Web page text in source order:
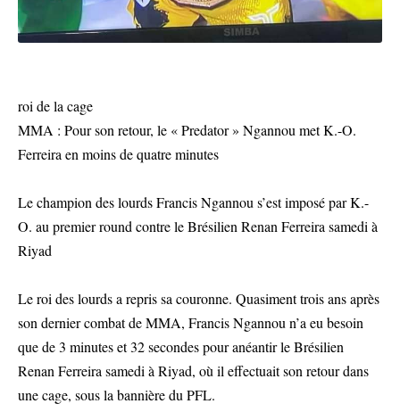
roi de la cage
MMA : Pour son retour, le « Predator » Ngannou met K.-O.
Ferreira en moins de quatre minutes
Le champion des lourds Francis Ngannou s’est imposé par K.-
O. au premier round contre le Brésilien Renan Ferreira samedi à
Riyad
Le roi des lourds a repris sa couronne. Quasiment trois ans après
son dernier combat de MMA, Francis Ngannou n’a eu besoin
que de 3 minutes et 32 secondes pour anéantir le Brésilien
Renan Ferreira samedi à Riyad, où il effectuait son retour dans
une cage, sous la bannière du PFL.